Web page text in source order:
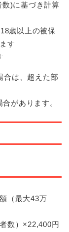
)に基づき計算
歳以上の被保
す
合は、超えた部
があります。
（最大43万
数）×22,400円